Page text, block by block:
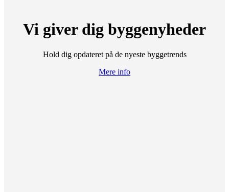
Vi giver dig byggenyheder
Hold dig opdateret på de nyeste byggetrends
Mere info